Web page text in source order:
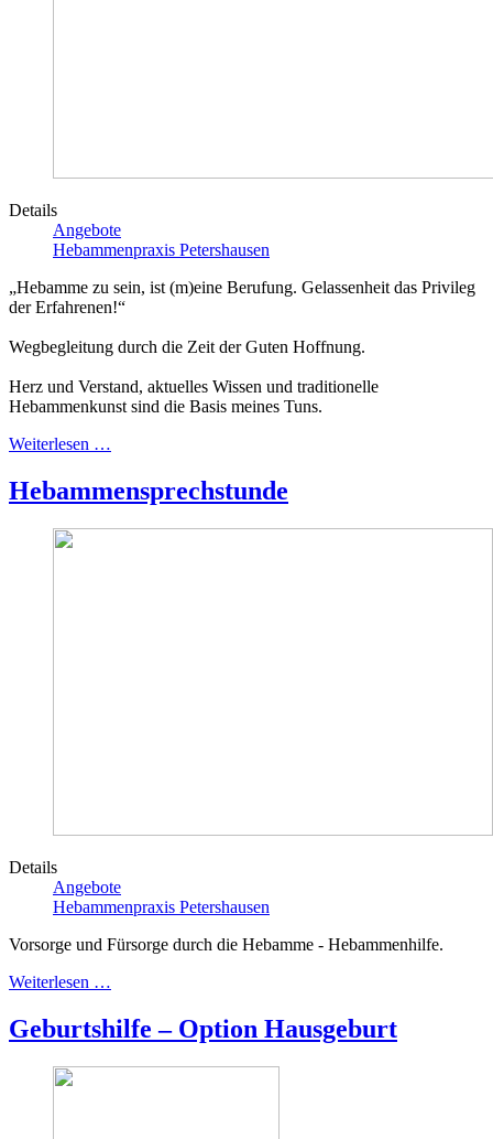
Details
Angebote
Hebammenpraxis Petershausen
„Hebamme zu sein, ist (m)eine Berufung. Gelassenheit das Privileg
der Erfahrenen!“
Wegbegleitung durch die Zeit der Guten Hoffnung.
Herz und Verstand, aktuelles Wissen und traditionelle
Hebammenkunst sind die Basis meines Tuns.
Weiterlesen …
Hebammensprechstunde
Details
Angebote
Hebammenpraxis Petershausen
Vorsorge und Fürsorge durch die Hebamme - Hebammenhilfe.
Weiterlesen …
Geburtshilfe – Option Hausgeburt